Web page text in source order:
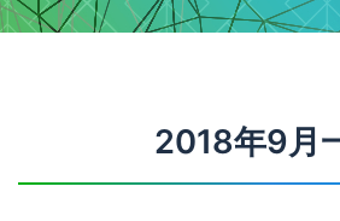
2018年9月